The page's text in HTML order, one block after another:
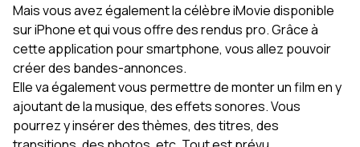
Mais vous avez également la célèbre iMovie disponible
sur iPhone et qui vous offre des rendus pro. Grâce à
cette application pour smartphone, vous allez pouvoir
créer des bandes-annonces.
Elle va également vous permettre de monter un film en y
ajoutant de la musique, des effets sonores. Vous
pourrez y insérer des thèmes, des titres, des